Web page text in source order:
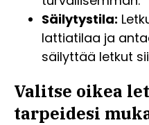
Säilytystila:
lattiatilaa ja
säilyttää letkut
Valitse oikea
tarpeidesi